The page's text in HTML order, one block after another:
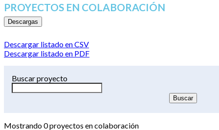
PROYECTOS EN COLABORACIÓN
Descargas
Descargar listado en CSV
Descargar listado en PDF
Buscar proyecto
Mostrando0proyectos en colaboración